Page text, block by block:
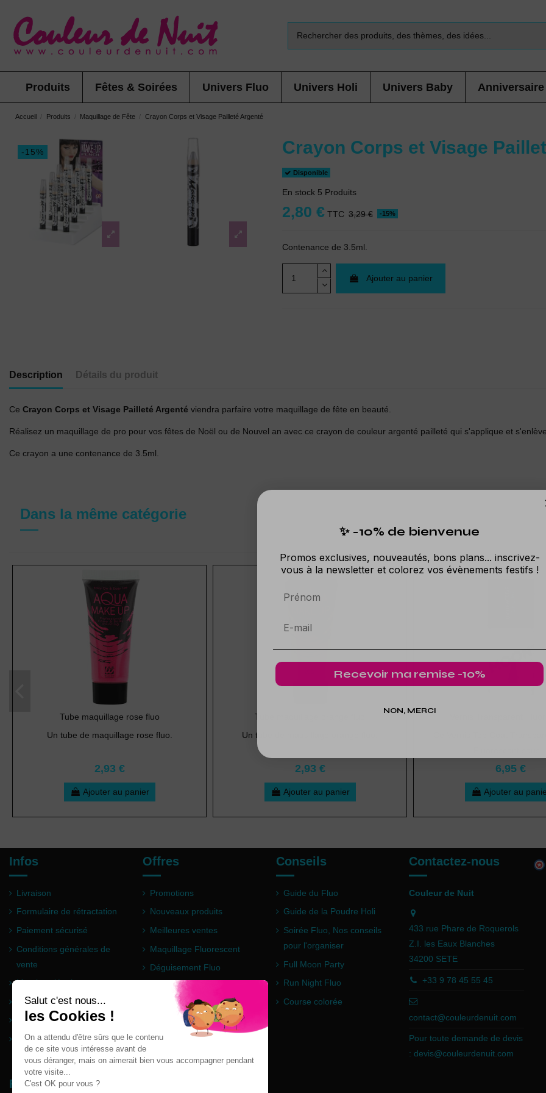
Produits Fêtes & Soirées Univers Fluo Univers Holi Univers Baby Anniversaire
Accueil Produits Maquillage de Fête Crayon Corps et Visage Pailleté Argenté
-15% Crayon Corps et Visage
Disponible
En stock 5 Produits
2,80 € TTC 3,29 € -15%
Contenance de 3.5ml.
Ajouter au panier
Description Détails du produit
Ce Crayon Corps et Visage Pailleté Argenté viendra parfaire votre maquillage de fête en beauté.
Réalisez un maquillage de pro pour vos fêtes de Noël ou de Nouvel an avec ce crayon de couleur argenté pailleté qui s'applique et
Ce crayon a une contenance de 3.5ml.
Dans la même catégorie
Tube maquillage rose fluo
Un tube de maquillage rose fluo.
2,93 €
Ajouter au panier
Tube maquillage orange fluo
Un tube de maquillage orange fluo.
2,93 €
Ajouter au panier
Vernis Transparent
Ce Vernis Top Coat
6,95 €
Ajouter au
Infos
Livraison
Formulaire de rétractation
Paiement sécurisé
Conditions générales de
vente
Mentions légales
Questions fréquentes
Partenaires
Plan du site
Offres
Promotions
Nouveaux produits
Meilleures ventes
Maquillage Fluorescent
Déguisement Fluo
Poudre Holi
Conseils
Guide du Fluo
Guide de la Poudre Holi
Soirée Fluo, Nos conseils
pour l'organiser
Full Moon Party
Run Night Fluo
Course colorée
Contactez-nous
Couleur de Nuit
433 rue Phare de Roquerols
Z.I. les Eaux Blanches
34200 SETE
+33 9 78 45 55 45
contact@couleurdenuit.com
Pour toute demande de devis
:devis@couleurdenuit.com
Follow us
✨ -10% de bienvenue
Promos exclusives, nouveautés, bons plans... inscrivez-
vous à la newsletter et colorez vos évènements festifs !
Prénom
Recevoir ma remise -10%
NON, MERCI